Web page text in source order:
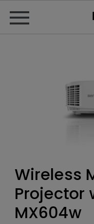
Wireless
Projector
MX604w